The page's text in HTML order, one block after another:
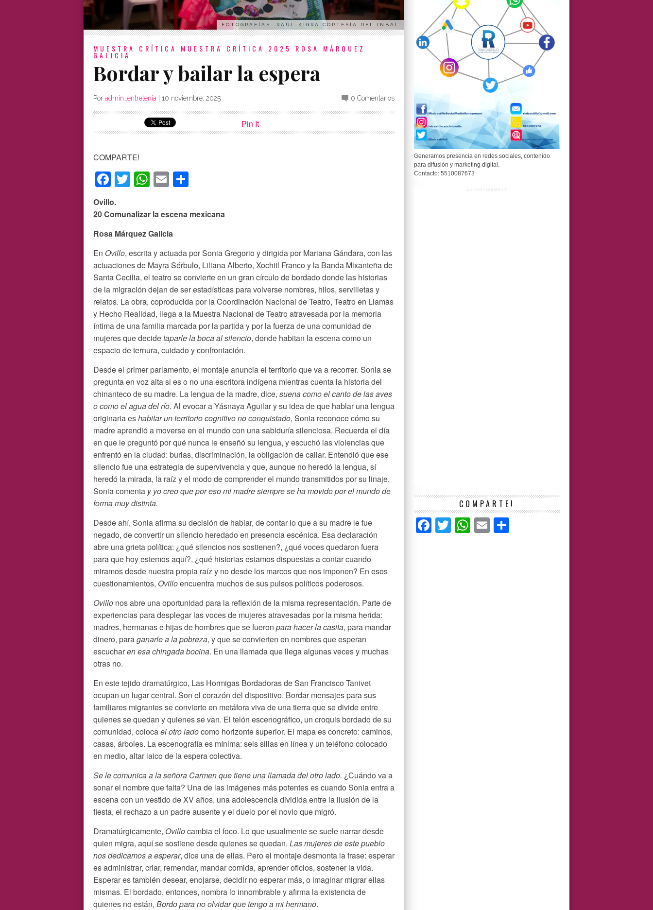
FOTOGRAFÍAS: RAÚL KIGRA CORTESÍA DEL INBAL
MUESTRA CRÍTICA MUESTRA CRÍTICA 2025 ROSA MÁRQUEZ
GALICIA
Bordar y bailar la espera
Por admin_entretenia 10 noviembre, 2025 0 Comentarios
Pin It
COMPARTE!
Facebook
Twitter
WhatsApp
Email
Ovillo.
20 Comunalizar la escena mexicana
Rosa Márquez Galicia
En Ovillo, escrita y actuada por Sonia Gregorio y dirigida por Mariana Gándara, con las
actuaciones de Mayra Sérbulo, Liliana Alberto, Xochitl Franco y la Banda Mixanteña de
Santa Cecilia, el teatro se convierte en un gran círculo de bordado donde las historias
de la migración dejan de ser estadísticas para volverse nombres, hilos, servilletas y
relatos. La obra, coproducida por la Coordinación Nacional de Teatro, Teatro en Llamas
y Hecho Realidad, llega a la Muestra Nacional de Teatro atravesada por la memoria
íntima de una familia marcada por la partida y por la fuerza de una comunidad de
mujeres que decidetaparle la boca al silencio, donde habitan la escena como un
espacio de ternura, cuidado y confrontación.
Desde el primer parlamento, el montaje anuncia el territorio que va a recorrer. Sonia se
pregunta en voz alta si es o no una escritora indígena mientras cuenta la historia del
chinanteco de su madre. La lengua de la madre, dice, suena como el canto de las aves
o como el agua del río. Al evocar a Yásnaya Aguilar y su idea de que hablar una lengua
originaria eshabitar un territorio cognitivo no conquistado, Sonia reconoce cómo su
madre aprendió a moverse en el mundo con una sabiduría silenciosa. Recuerda el día
en que le preguntó por qué nunca le enseñó su lengua, y escuchó las violencias que
enfrentó en la ciudad: burlas, discriminación, la obligación de callar. Entendió que ese
silencio fue una estrategia de supervivencia y que, aunque no heredó la lengua, sí
heredó la mirada, la raíz y el modo de comprender el mundo transmitidos por su linaje.
Sonia comenta y yo creo que por eso mi madre siempre se ha movido por el mundo de
forma muy distinta.
Desde ahí, Sonia afirma su decisión de hablar, de contar lo que a su madre le fue
negado, de convertir un silencio heredado en presencia escénica. Esa declaración
abre una grieta política: ¿qué silencios nos sostienen?, ¿qué voces quedaron fuera
para que hoy estemos aquí?, ¿qué historias estamos dispuestas a contar cuando
miramos desde nuestra propia raíz y no desde los marcos que nos imponen? En esos
cuestionamientos, Ovilloencuentra muchos de sus pulsos políticos poderosos.
Ovillo nos abre una oportunidad para la reflexión de la misma representación. Parte de
experiencias para desplegar las voces de mujeres atravesadas por la misma herida:
madres, hermanas e hijas de hombres que se fueron para hacer la casita, para mandar
dinero, paraganarle a la pobreza, y que se convierten en nombres que esperan
escucharen esa chingada bocina. En una llamada que llega algunas veces y muchas
otras no.
En este tejido dramatúrgico, Las Hormigas Bordadoras de San Francisco Tanivet
ocupan un lugar central. Son el corazón del dispositivo. Bordar mensajes para sus
familiares migrantes se convierte en metáfora viva de una tierra que se divide entre
quienes se quedan y quienes se van. El telón escenográfico, un croquis bordado de su
comunidad, colocael otro ladocomo horizonte superior. El mapa es concreto: caminos,
casas, árboles. La escenografía es mínima: seis sillas en línea y un teléfono colocado
en medio, altar laico de la espera colectiva.
Se le comunica a la señora Carmen que tiene una llamada del otro lado. ¿Cuándo va a
sonar el nombre que falta? Una de las imágenes más potentes es cuando Sonia entra a
escena con un vestido de XV años, una adolescencia dividida entre la ilusión de la
fiesta, el rechazo a un padre ausente y el duelo por el novio que migró.
Dramatúrgicamente, Ovillocambia el foco. Lo que usualmente se suele narrar desde
quien migra, aquí se sostiene desde quienes se quedan. Las mujeres de este pueblo
nos dedicamos a esperar, dice una de ellas. Pero el montaje desmonta la frase: esperar
es administrar, criar, remendar, mandar comida, aprender oficios, sostener la vida.
Esperar es también desear, enojarse, decidir no esperar más, o imaginar migrar ellas
mismas. El bordado, entonces, nombra lo innombrable y afirma la existencia de
quienes no están, Bordo para no olvidar que tengo a mi hermano.
Generamos presencia en redes sociales, contenido
para difusión y marketing digital.
Contacto: 5510087673
ADVERTISEMENT
COMPARTE!
Facebook
TwitterWhatsApp
Email